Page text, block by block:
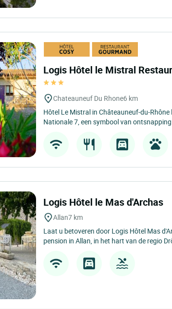
Logis Hôtel le Mistral
Chateauneuf Du Rhone6 km
Hôtel Le Mistral in Châteauneuf-du-
Nationale 7, een symbool van
Logis Hôtel le Mas d'Archas
Allan7 km
Laat u betoveren door Logis Hôtel Mas
pension in Allan, in het hart van de regio